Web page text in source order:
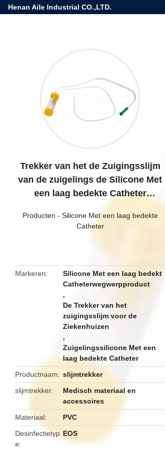
Henan Aile Industrial CO.,LTD.
Trekker van het de Zuigingsslijm
van de zuigelings de Silicone Met
een laag bedekte Catheter
Beschikbare voor de Ziekenhuizen
Producten - Silicone Met een laag bedekte
Catheter
Markeren
Silicone Met een laag bedekt
Catheterwegwerpproduct
,
De Trekker van het
zuigingsslijm voor de
Ziekenhuizen
,
Zuigelingssilicone Met een
laag bedekte Catheter
Productnaam
slijmtrekker
slijmtrekker
Medisch materiaal en
accessoires
Materiaal
PVC
Desinfectietyp
e
EOS